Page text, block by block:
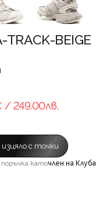
TRACK-BEIGE
/ 249.00лв.
изцяло с точки
каточлен на Клуба